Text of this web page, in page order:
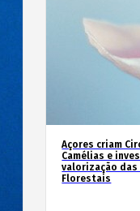
Açores criam
Camélias e
valorização das
Florestais